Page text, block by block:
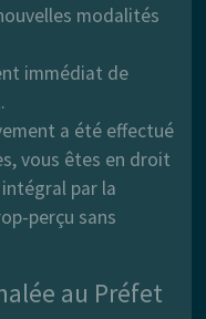
modalités
immédiat de
a été effectué
vous êtes en droit
par la
perçu sans
au Préfet